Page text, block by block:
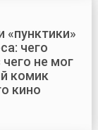
«пунктики»
чего
не мог
комик
кино